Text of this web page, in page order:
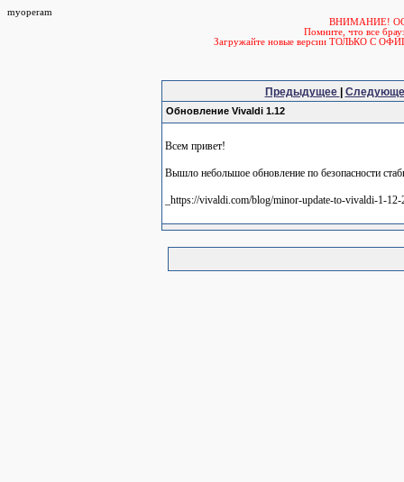
myoperam
ВНИМАНИЕ!
Помните, что все
Загружайте новые версии ТОЛЬКО С
Предыдущее
Обновление Vivaldi 1.12
Всем привет!
Вышло небольшое обновление по безопасности
_https://vivaldi.com/blog/minor-update-to-vivaldi-1-12-